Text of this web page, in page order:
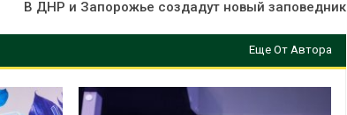
В ДНР и Запорожье создадут новый заповедник
Еще От Автора